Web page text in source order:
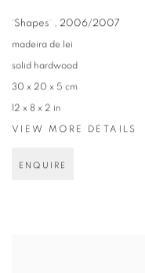
¨Shapes¨ , 2006/2007
madeira de lei
solid hardwood
30 x 20 x 5 cm
12 x 8 x 2 in
VIEW MORE DETAILS
ENQUIRE